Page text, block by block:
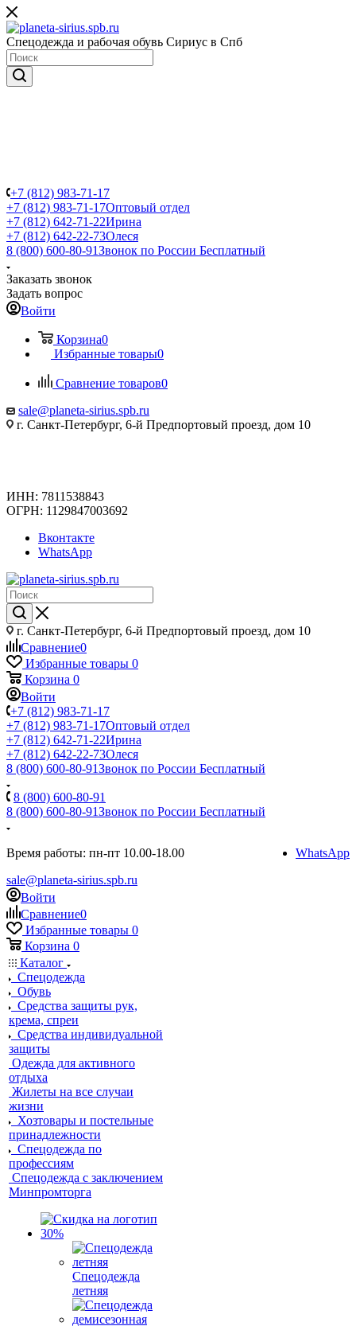
Спецодежда и рабочая обувь Сириус в Спб
+7 (812) 983-71-17
+7 (812) 983-71-17Оптовый отдел
+7 (812) 642-71-22Ирина
+7 (812) 642-22-73Олеся
8 (800) 600-80-91Звонок по России Бесплатный
Заказать звонок
Задать вопрос
Войти
Корзина0
Избранные товары0
Сравнение товаров0
sale@planeta-sirius.spb.ru
г. Санкт-Петербург, 6-й Предпортовый проезд, дом 10
ИНН: 7811538843
ОГРН: 1129847003692
Вконтакте
WhatsApp
г. Санкт-Петербург, 6-й Предпортовый проезд, дом 10
Сравнение0
Избранные товары 0
Корзина 0
Войти
+7 (812) 983-71-17
+7 (812) 983-71-17Оптовый отдел
+7 (812) 642-71-22Ирина
+7 (812) 642-22-73Олеся
8 (800) 600-80-91Звонок по России Бесплатный
8 (800) 600-80-91
8 (800) 600-80-91Звонок по России Бесплатный
Время работы: пн-пт 10.00-18.00
sale@planeta-sirius.spb.ru
WhatsApp
Войти
Сравнение0
Избранные товары 0
Корзина 0
Каталог
Спецодежда
Обувь
Средства защиты рук,
крема, спреи
Средства индивидуальной
защиты
Одежда для активного
отдыха
Жилеты на все случаи
жизни
Хозтовары и постельные
принадлежности
Спецодежда по
профессиям
Спецодежда с заключением
Минпромторга
Спецодежда
летняя